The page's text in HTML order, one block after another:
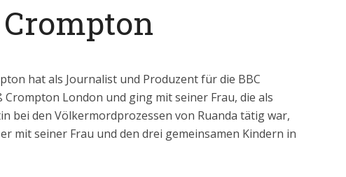
hat als Journalist und Produzent für die BBC
Crompton London und ging mit seiner Frau, die als
bei den Völkermordprozessen von Ruanda tätig war,
mit seiner Frau und den drei gemeinsamen Kindern in